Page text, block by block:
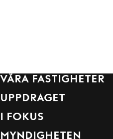
VÅRA FASTIGHETER
UPPDRAGET
I FOKUS
MYNDIGHETEN